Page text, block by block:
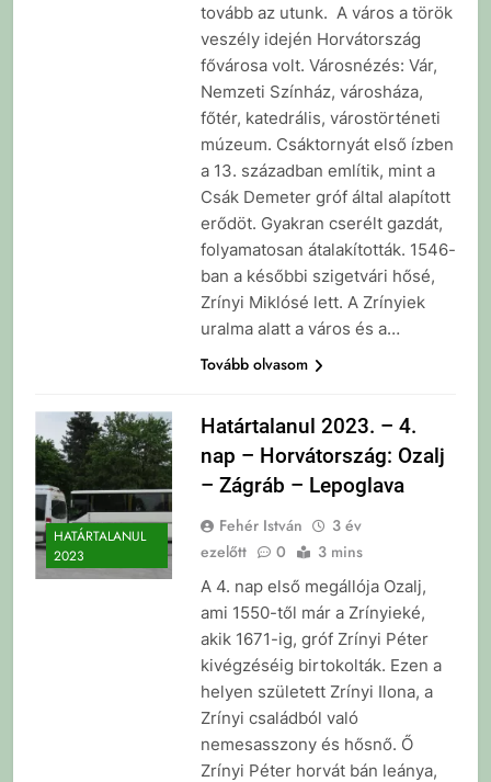
tovább az utunk. A város a török
veszély idején Horvátország
fővárosa volt. Városnézés: Vár,
Nemzeti Színház, városháza,
főtér, katedrális, várostörténeti
múzeum. Csáktornyát első ízben
a 13. században említik, mint a
Csák Demeter gróf által alapított
erődöt. Gyakran cserélt gazdát,
folyamatosan átalakították. 1546-
ban a későbbi szigetvári hősé,
Zrínyi Miklósé lett. A Zrínyiek
uralma alatt a város és a…
Tovább olvasom
HATÁRTALANUL
2023
Határtalanul 2023. – 4.
nap – Horvátország: Ozalj
– Zágráb – Lepoglava
Fehér István
3 év
ezelőtt
0 3 mins
A 4. nap első megállója Ozalj,
ami 1550-től már a Zrínyieké,
akik 1671-ig, gróf Zrínyi Péter
kivégzéséig birtokolták. Ezen a
helyen született Zrínyi Ilona, a
Zrínyi családból való
nemesasszony és hősnő. Ő
Zrínyi Péter horvát bán leánya,